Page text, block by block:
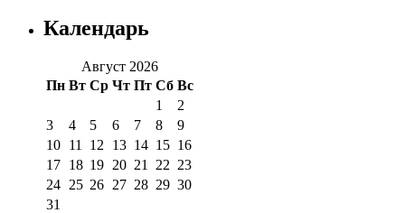
Календарь
Август 2026
Пн Вт Ср Чт Пт Сб Вс
1
2
3
4 5 6 7 8
9
10 11 12 13 14 15 16
17 18 19 20 21 22 23
24 25 26 27 28 29 30
31